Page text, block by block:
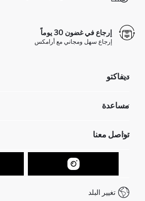
إرجاع في غضون 30 يوماً
إرجاع سهل ومجاني مع أرامكس
ديفاكتو
تعرف علينا
مساعدة
عمليات الارجاع و الاستبدال السهلة
تتبع الشحنة
كيف يمكنك التسوق في ديفاكتو ؟
كيف تدفع في ديفاكتو؟
تواصل معنا
نموذج الاتصال
+212 525 076 633 خدمة العملاء
تغيير البلد